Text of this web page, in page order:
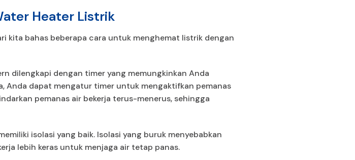
Heater Listrik
kita bahas beberapa cara untuk menghemat listrik dengan
dilengkapi dengan timer yang memungkinkan Anda
Anda dapat mengatur timer untuk mengaktifkan pemanas
pemanas air bekerja terus-menerus, sehingga
isolasi yang baik. Isolasi yang buruk menyebabkan
lebih keras untuk menjaga air tetap panas.